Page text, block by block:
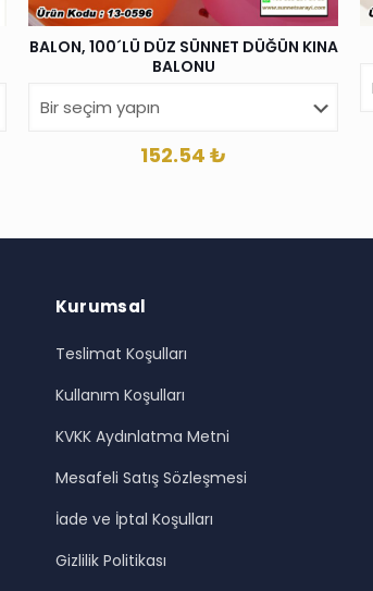
BALON, 100´LÜ DÜZ SÜNNET DÜĞÜN KINA
BALONU
152.54 ₺
Kurumsal
Teslimat Koşulları
Kullanım Koşulları
KVKK Aydınlatma Metni
Mesafeli Satış Sözleşmesi
İade ve İptal Koşulları
Gizlilik Politikası